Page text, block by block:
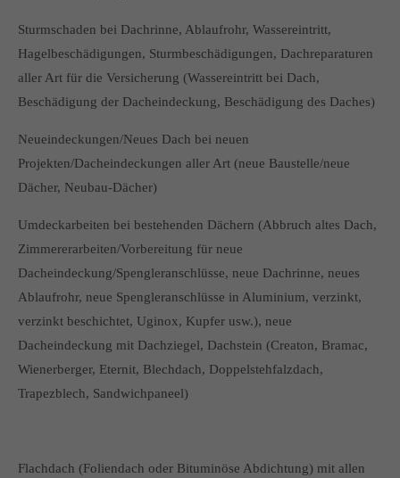
Sturmschaden bei Dachrinne, Ablaufrohr, Wassereintritt,
Hagelbeschädigungen, Sturmbeschädigungen, Dachreparaturen
aller Art für die Versicherung (Wassereintritt bei Dach,
Beschädigung der Dacheindeckung, Beschädigung des Daches)
Neueindeckungen/Neues Dach bei neuen
Projekten/Dacheindeckungen aller Art (neue Baustelle/neue
Dächer, Neubau-Dächer)
Umdeckarbeiten bei bestehenden Dächern (Abbruch altes Dach,
Zimmererarbeiten/Vorbereitung für neue
Dacheindeckung/Spengleranschlüsse, neue Dachrinne, neues
Ablaufrohr, neue Spengleranschlüsse in Aluminium, verzinkt,
verzinkt beschichtet, Uginox, Kupfer usw.), neue
Dacheindeckung mit Dachziegel, Dachstein (Creaton, Bramac,
Wienerberger, Eternit, Blechdach, Doppelstehfalzdach,
Trapezblech, Sandwichpaneel)
Flachdach (Foliendach oder Bituminöse Abdichtung) mit allen